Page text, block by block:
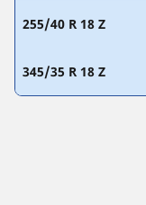
255/40 R 18 Z
345/35 R 18 Z